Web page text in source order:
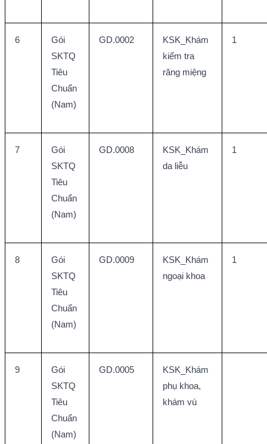
6
Gói
SKTQ
Tiêu
Chuẩn
(Nam)
GD.0002
KSK_Khám
kiểm tra
răng miệng
1
7
Gói
SKTQ
Tiêu
Chuẩn
(Nam)
GD.0008
KSK_Khám
da liễu
1
8
Gói
SKTQ
Tiêu
Chuẩn
(Nam)
GD.0009
KSK_Khám
ngoại khoa
1
9
Gói
SKTQ
Tiêu
Chuẩn
(Nam)
GD.0005
KSK_Khám
phụ khoa,
khám vú